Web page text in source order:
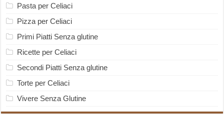
Pasta per Celiaci
Pizza per Celiaci
Primi Piatti Senza glutine
Ricette per Celiaci
Secondi Piatti Senza glutine
Torte per Celiaci
Vivere Senza Glutine